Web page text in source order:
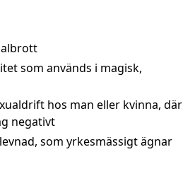
som används i magisk,
hos man eller kvinna, där
negativt
som yrkesmässigt ägnar